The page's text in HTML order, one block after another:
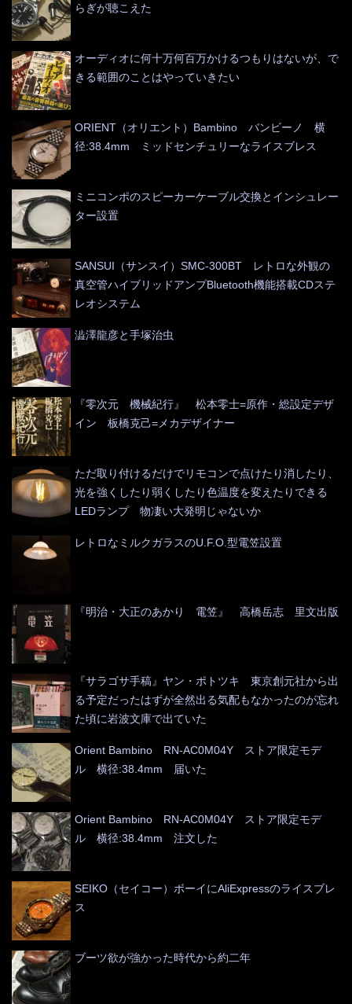
らぎが聴こえた
オーディオに何十万何百万かけるつもりはないが、で
きる範囲のことはやっていきたい
ORIENT（オリエント）Bambino バンビーノ 横
径:38.4mm ミッドセンチュリーなライスブレス
ミニコンポのスピーカーケーブル交換とインシュレー
ター設置
SANSUI（サンスイ）SMC-300BT レトロな外観の
真空管ハイブリッドアンプBluetooth機能搭載CDステ
レオシステム
澁澤龍彦と手塚治虫
『零次元 機械紀行』 松本零士=原作・総設定デザ
イン 板橋克己=メカデザイナー
ただ取り付けるだけでリモコンで点けたり消したり、
光を強くしたり弱くしたり色温度を変えたりできる
LEDランプ 物凄い大発明じゃないか
レトロなミルクガラスのU.F.O.型電笠設置
『明治・大正のあかり 電笠』 高橋岳志 里文出版
『サラゴサ手稿』ヤン・ポトツキ 東京創元社から出
る予定だったはずが全然出る気配もなかったのが忘れ
た頃に岩波文庫で出ていた
Orient Bambino RN-AC0M04Y ストア限定モデ
ル 横径:38.4mm 届いた
Orient Bambino RN-AC0M04Y ストア限定モデ
ル 横径:38.4mm 注文した
SEIKO（セイコー）ボーイにAliExpressのライスブレ
ス
ブーツ欲が強かった時代から約二年